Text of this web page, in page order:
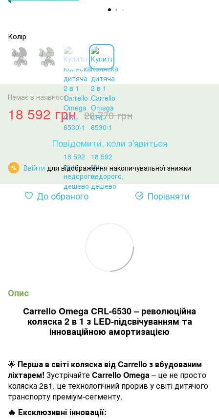
Колір
Немає в наявності
18 592 грн 20 770 грн
Повідомити, коли з'явиться
% Ввійти для відображення накопичувальної знижки
До обраного Порівняти
Опис
Carrello Omega CRL-6530 – революційна
коляска 2 в 1 з LED-підсвічуванням та
інноваційною амортизацією
🌟 Перша в світі коляска від Carrello з вбудованим
ліхтарем! ЗустрічайтеCarrello Omega– це не просто
коляска 2в1, це технологічний прорив у світі дитячого
транспорту преміум-сегменту.
🔥 Ексклюзивні інновації: